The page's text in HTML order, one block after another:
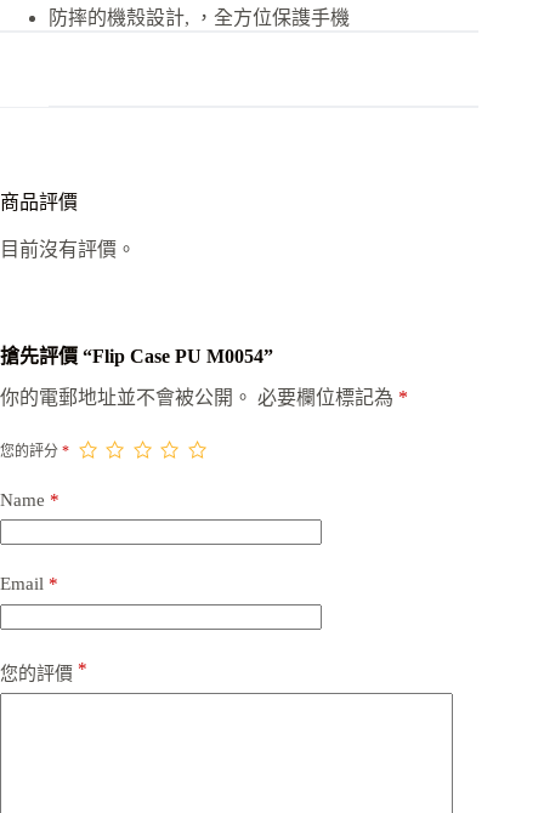
防摔的機殼設計, ，全方位保謢手機
商品評價
目前沒有評價。
搶先評價 “Flip Case PU M0054”
你的電郵地址並不會被公開。 必要欄位標記為 *
您的評分 *
Name *
Email *
您的評價 *